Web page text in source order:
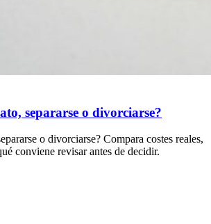
separarse o divorciarse?
o divorciarse? Compara costes reales,
conviene revisar antes de decidir.